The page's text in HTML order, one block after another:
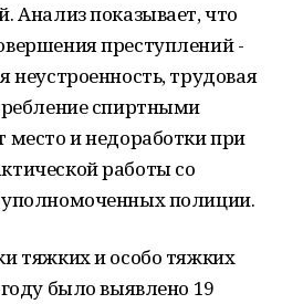
Анализ показывает, что
преступлений -
неустроенность, трудовая
спиртными
и недоработки при
работы со
по­лиции.
тяжких и осо­бо тяжких
было выявлено 19